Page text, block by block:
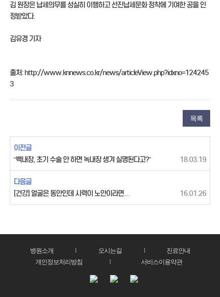
김 원장은 납세의무를 성실히 이행하고 선진납세문화 정착에 기여한 공을 인
정받았다.
김유경 기자
출처: http://www.knnews.co.kr/news/articleView.php?idxno=124245
3
목록
이전글
“백내장, 초기 수술 안 하면 녹내장 생겨 실명된다고?”
18.03.19
다음글
[건강] 얼굴은 동안인데 시력이 노안이라면…
16.01.26
병원소개 오시는길
진료안내
개인정보처리방침
서비스이용약관